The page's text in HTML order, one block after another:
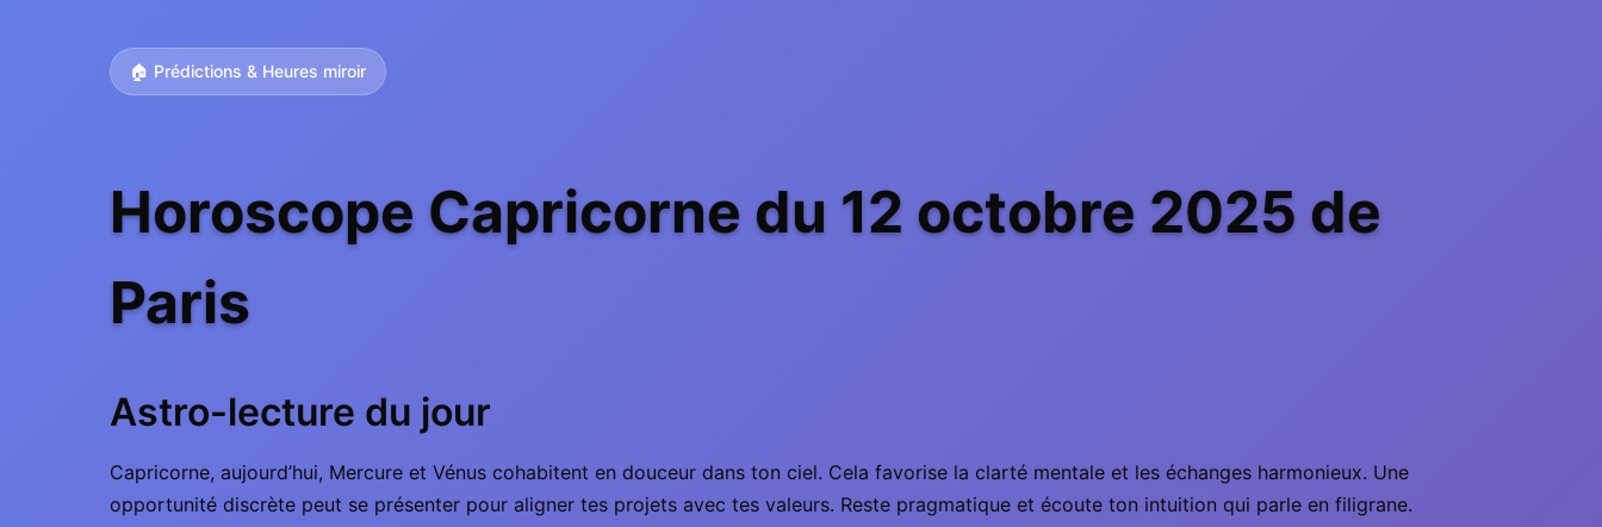
🏠 Prédictions & Heures miroir
Horoscope Capricorne du 12 octobre 2025 de
Paris
Astro-lecture du jour
Capricorne, aujourd’hui, Mercure et Vénus cohabitent en douceur dans ton ciel. Cela favorise la clarté mentale et les échanges harmonieux. Une
opportunité discrète peut se présenter pour aligner tes projets avec tes valeurs. Reste pragmatique et écoute ton intuition qui parle en filigrane.